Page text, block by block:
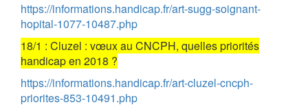
https://informations.handicap.fr/art-sugg-soignant-
hopital-1077-10487.php
18/1 : Cluzel : vœux au CNCPH, quelles priorités
handicap en 2018 ?
https://informations.handicap.fr/art-cluzel-cncph-
priorites-853-10491.php